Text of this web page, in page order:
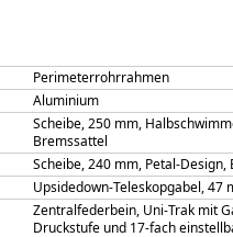
Perimeterrohrrahmen
Aluminium
Scheibe, 250 mm,
Bremssattel
Scheibe, 240 mm, Petal-
Upsidedown-Teleskopgabel,
Zentralfederbein, Uni-Trak mit
Druckstufe und 17-fach